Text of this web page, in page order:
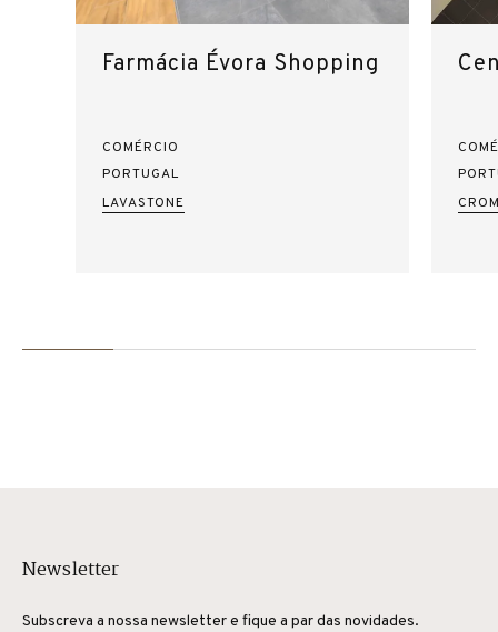
Farmácia Évora Shopping
COMÉRCIO
PORTUGAL
LAVASTONE
Newsletter
Subscreva a nossa newsletter e fique a par das novidades.